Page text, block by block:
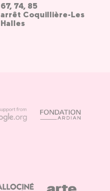
67, 74, 85
arrêt Coquillière-Les
Halles